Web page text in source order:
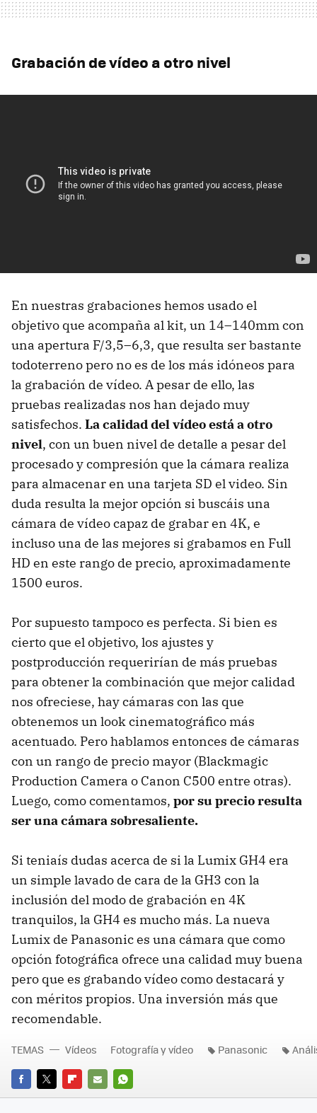
Grabación de vídeo a otro nivel
En nuestras grabaciones hemos usado el
objetivo que acompaña al kit, un 14–140mm con
una apertura F/3,5–6,3, que resulta ser bastante
todoterreno pero no es de los más idóneos para
la grabación de vídeo. A pesar de ello, las
pruebas realizadas nos han dejado muy
satisfechos. La calidad del vídeo está a otro
nivel, con un buen nivel de detalle a pesar del
procesado y compresión que la cámara realiza
para almacenar en una tarjeta SD el video. Sin
duda resulta la mejor opción si buscáis una
cámara de vídeo capaz de grabar en 4K, e
incluso una de las mejores si grabamos en Full
HD en este rango de precio, aproximadamente
1500 euros.
Por supuesto tampoco es perfecta. Si bien es
cierto que el objetivo, los ajustes y
postproducción requerirían de más pruebas
para obtener la combinación que mejor calidad
nos ofreciese, hay cámaras con las que
obtenemos un look cinematográfico más
acentuado. Pero hablamos entonces de cámaras
con un rango de precio mayor (Blackmagic
Production Camera o Canon C500 entre otras).
Luego, como comentamos, por su precio resulta
ser una cámara sobresaliente.
Si teniaís dudas acerca de si la Lumix GH4 era
un simple lavado de cara de la GH3 con la
inclusión del modo de grabación en 4K
tranquilos, la GH4 es mucho más. La nueva
Lumix de Panasonic es una cámara que como
opción fotográfica ofrece una calidad muy buena
pero que es grabando vídeo como destacará y
con méritos propios. Una inversión más que
recomendable.
FACEBOOK
TWITTERFLIPBOARD
E-
WHATSAPP
TEMAS Vídeos Fotografía y vídeo Panasonic